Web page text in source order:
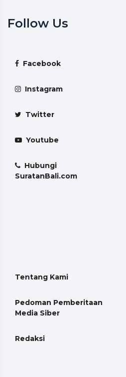
Follow Us
Facebook
Instagram
Twitter
Youtube
Hubungi
SuratanBali.com
Tentang Kami
Pedoman Pemberitaan
Media Siber
Redaksi